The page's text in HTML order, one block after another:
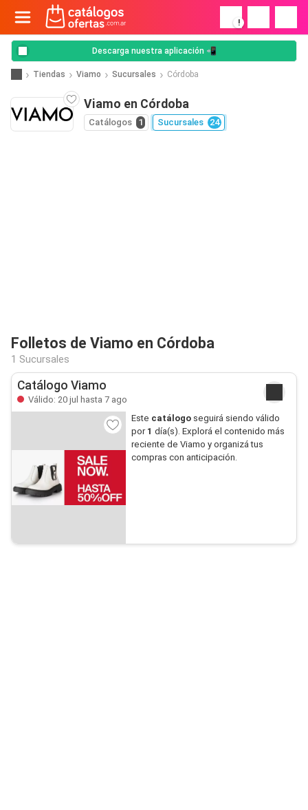
!
Descarga nuestra aplicación 📲
Tiendas Viamo Sucursales Córdoba
Viamo en Córdoba
Catálogos 1 Sucursales 24
Folletos de Viamo en Córdoba
1 Sucursales
Catálogo Viamo
Válido: 20 jul hasta 7 ago
Este catálogoseguirá siendo válido
por 1 día(s). Explorá el contenido más
reciente de Viamo y organizá tus
compras con anticipación.